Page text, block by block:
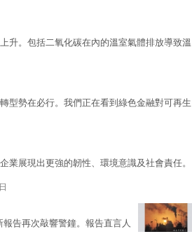
升。包括二氧化碳在內的溫室氣體排放導致溫
型勢在必行。我們正在看到綠色金融對可再生
業展現出更強的韌性、環境意識及社會責任。
告再次敲響警鐘。報告直言人